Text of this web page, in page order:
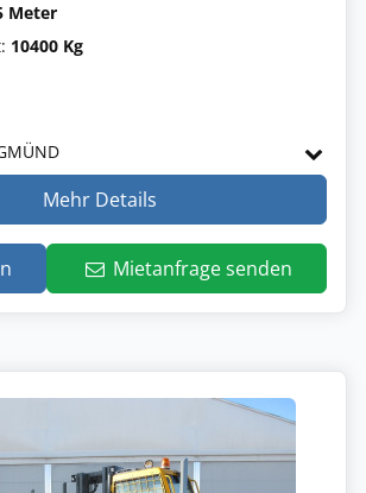
Meter
10400 Kg
Mehr Details
Mietanfrage senden